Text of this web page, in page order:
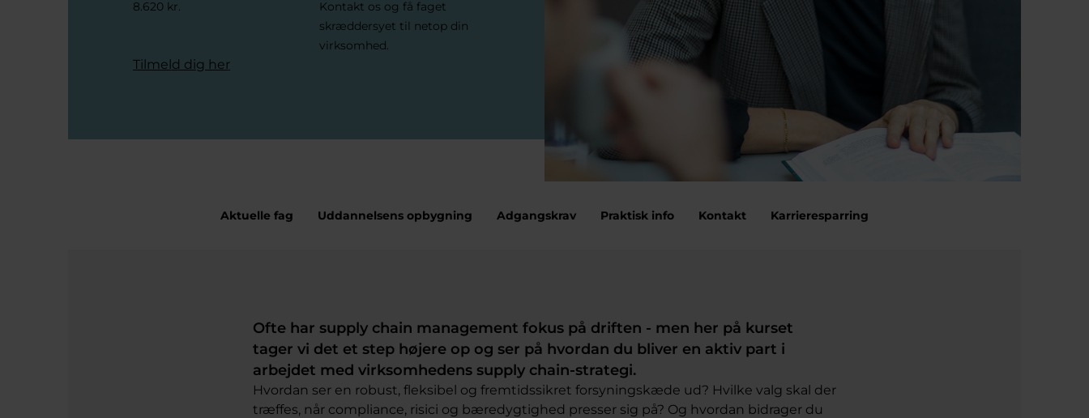
8.620 kr.
Kontakt os og få faget
skræddersyet til netop din
virksomhed.
Tilmeld dig her
Aktuelle fag Uddannelsens opbygning Adgangskrav Praktisk info Kontakt Karrieresparring
Ofte har supply chain management fokus på driften - men her på kurset
tager vi det et step højere op og ser på hvordan du bliver en aktiv part i
arbejdet med virksomhedens supply chain-strategi.
Hvordan ser en robust, fleksibel og fremtidssikret forsyningskæde ud? Hvilke valg skal der
træffes, når compliance, risici og bæredygtighed presser sig på? Og hvordan bidrager du